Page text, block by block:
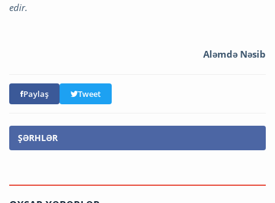
edir.
Aləmdə Nəsib
Paylaş Tweet
ŞƏRHLƏR